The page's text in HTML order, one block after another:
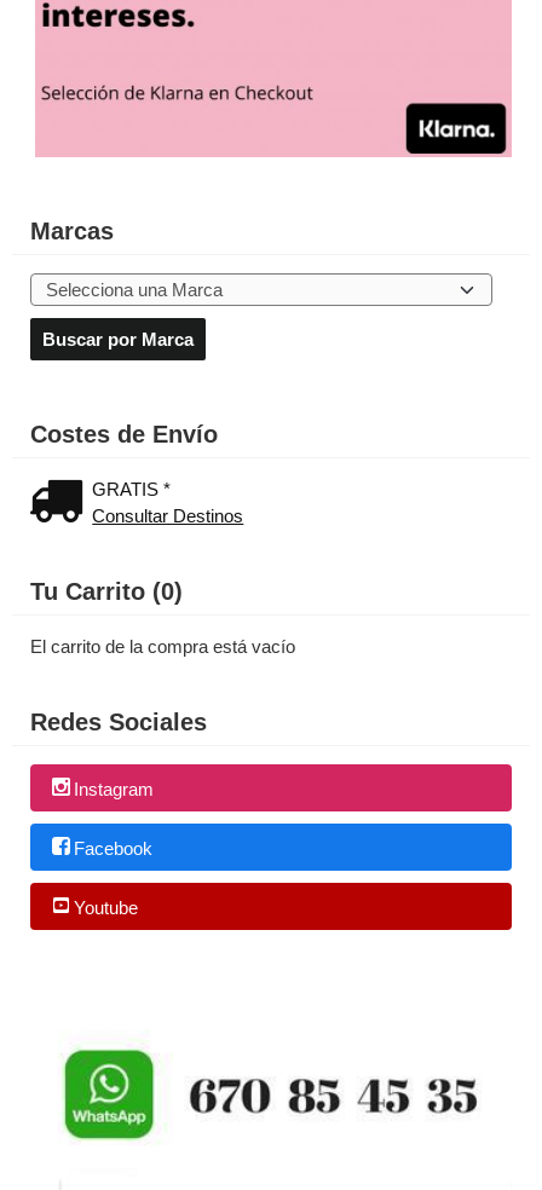
Marcas
Costes de Envío
GRATIS *
Consultar Destinos
Tu Carrito (0)
El carrito de la compra está vacío
Redes Sociales
Instagram
Facebook
Youtube